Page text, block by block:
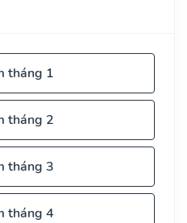
tháng 1
tháng 2
tháng 3
tháng 4